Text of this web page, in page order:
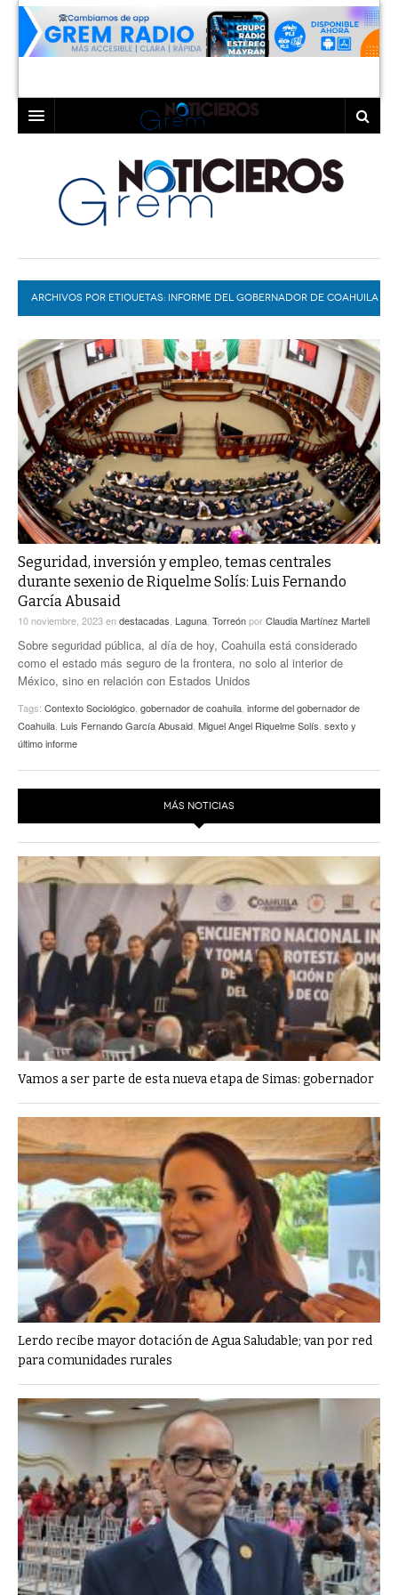
LAGUNA
TORREÓN
GÓMEZ PALACIO
LERDO
COAHUILA
DURANGO
DEPORTES
EXA
EL EXACTO
EXA INFORMA
GLOBO
CONTEXTOS
TRAYECTO LAGUNA
A MEDIA MAÑANA
A TODA LEY
ENTRE LAGUNEROS
DIÁLOGOS CON LA HISTORIA
TWEETS AND BEATS
LA MEJOR 97.1 ESTÉREO GALLITO
ACTUALIDADES GREM
PULSO
COLABORADORES
PC29
ACTUALIDADES GREM
ARCHIVOS POR ETIQUETAS: INFORME DEL GOBERNADOR DE COAHUILA
Seguridad, inversión y empleo, temas centrales
durante sexenio de Riquelme Solís: Luis Fernando
García Abusaid
10 noviembre, 2023endestacadas Laguna TorreónporClaudia Martínez Martell
Sobre seguridad pública, al día de hoy, Coahuila está considerado
como el estado más seguro de la frontera, no solo al interior de
México, sino en relación con Estados Unidos
Tags: Contexto Sociológico gobernador de coahuila informe del gobernador de
Coahuila Luis Fernando García Abusaid Miguel Angel Riquelme Solís sexto y
último informe
MÁS NOTICIAS
Vamos a ser parte de esta nueva etapa de Simas: gobernador
Lerdo recibe mayor dotación de Agua Saludable; van por red
para comunidades rurales